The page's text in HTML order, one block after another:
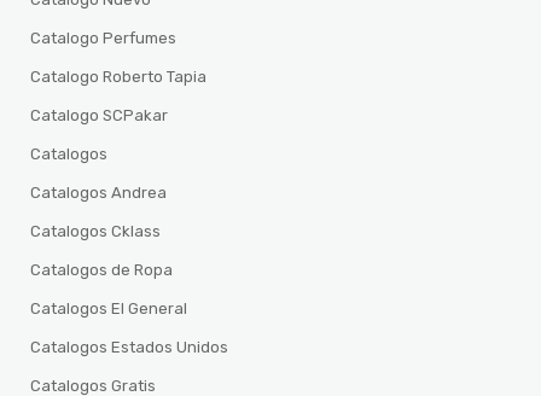
Catalogo Perfumes
Catalogo Roberto Tapia
Catalogo SCPakar
Catalogos
Catalogos Andrea
Catalogos Cklass
Catalogos de Ropa
Catalogos El General
Catalogos Estados Unidos
Catalogos Gratis